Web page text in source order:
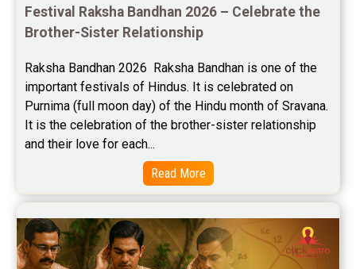
Saturn Transit Predictions Reviews
Yoga Predictions Reviews
Rahu Ketu Transit Predictions Reviews
Jupiter Transit Predictions Reviews
Free Horoscope Reviews
Free Horoscope Compatibility Reviews
Free Career Horoscope Reviews
Festival Raksha Bandhan 2026 – Celebrate the
Brother-Sister Relationship
Raksha Bandhan 2026  Raksha Bandhan is one of the
important festivals of Hindus. It is celebrated on
Purnima (full moon day) of the Hindu month of Sravana.
It is the celebration of the brother-sister relationship
and their love for each...
Read More